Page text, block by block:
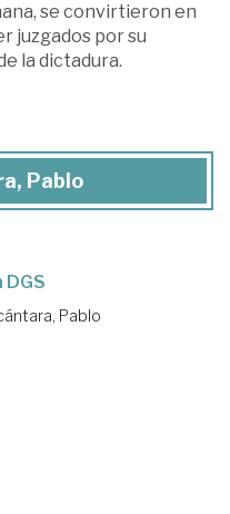
se convir­tieron en
juzgados por su
la dictadura.
Pablo
DGS
Pablo